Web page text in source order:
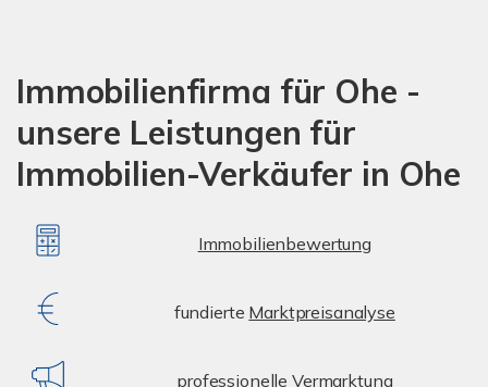
Immobilienfirma für Ohe -
unsere Leistungen für
Immobilien-Verkäufer in Ohe
Immobilienbewertung
fundierte Marktpreisanalyse
professionelleVermarktung